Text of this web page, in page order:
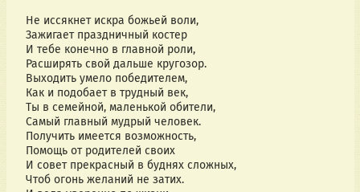
Не иссякнет искра божьей воли,
Зажигает праздничный костер
И тебе конечно в главной роли,
Расширять свой дальше кругозор.
Выходить умело победителем,
Как и подобает в трудный век,
Ты в семейной, маленькой обители,
Самый главный мудрый человек.
Получить имеется возможность,
Помощь от родителей своих
И совет прекрасный в буднях сложных,
Чтоб огонь желаний не затих.